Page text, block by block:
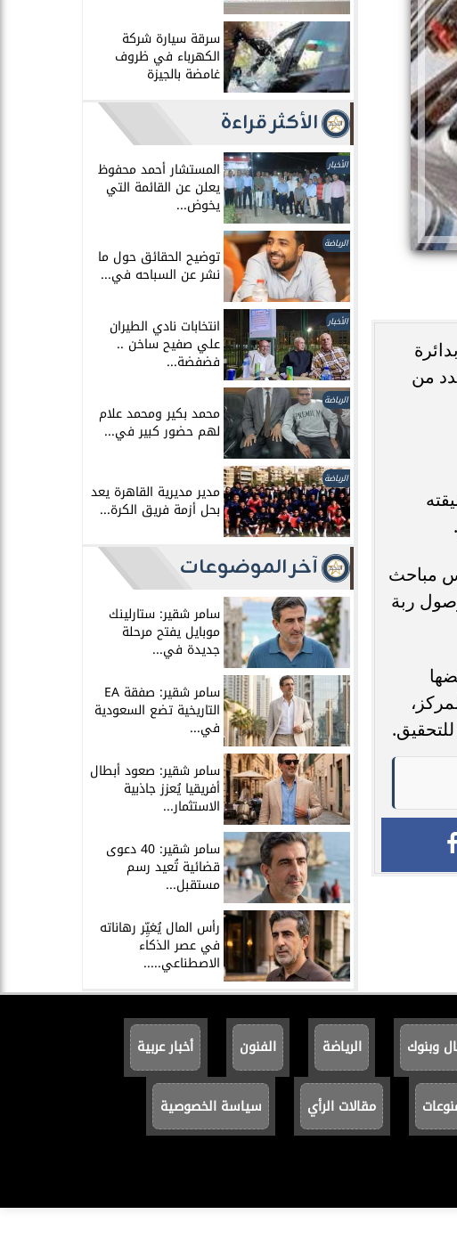
و2 فرد محلى وعدد من
مباحث
ربة
سرقة سيارة شركة
الكهرباء في ظروف
غامضة بالجيزة
الأكثر قراءة
الأخبار المستشار أحمد محفوظ
يعلن عن القائمة التي
يخوض...
الرياضة
توضيح الحقائق حول ما
نشر عن السباحه في...
الأخبار انتخابات نادي الطيران
علي صفيح ساخن ..
فضفضة...
الرياضة
محمد بكير ومحمد علام
لهم حضور كبير في...
الرياضة
مدير مديرية القاهرة يعد
بحل أزمة فريق الكرة...
آخر الموضوعات
سامر شقير: ستارلينك
موبايل يفتح مرحلة
جديدة في...
سامر شقير: صفقة EA
التاريخية تضع السعودية
في...
سامر شقير: صعود أبطال
أفريقيا يُعزز جاذبية
الاستثمار...
سامر شقير: 40 دعوى
قضائية تُعيد رسم
مستقبل...
رأس المال يُغيِّر رهاناته
في عصر الذكاء
الاصطناعي.....
وبنوك الرياضة الفنون أخبار عربية
مقالات الرأي سياسة الخصوصية